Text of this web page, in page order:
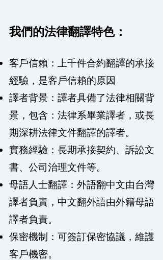
我們的法律翻譯特色：
客戶信賴：上千件合約翻譯的承接
經驗，是客戶信賴的原因
譯者背景：譯者具備了法律相關背
景，包含：法律系畢業譯者，或長
期深耕法律文件翻譯的譯者。
實務經驗：長期承接契約、訴訟文
書、公司治理文件等。
母語人士翻譯：外語翻中文由台灣
譯者負責，中文翻外語由外籍母語
譯者負責。
​保密機制：可簽訂保密協議，維護
客戶機密。